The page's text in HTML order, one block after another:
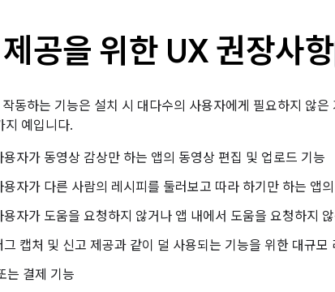
공을 위한 UX 권장사항
동하는 기능은 설치 시 대다수의 사용자에게 필요하지 않
지 예입니다.
자가 동영상 감상만 하는 앱의 동영상 편집 및 업로드 기능
자가 다른 사람의 레시피를 둘러보고 따라 하기만 하는 앱
자가 도움을 요청하지 않거나 앱 내에서 도움을 요청하지
캡처 및 신고 제공과 같이 덜 사용되는 기능을 위한 대규모
는 결제 기능